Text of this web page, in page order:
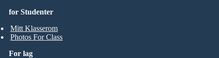
for Studenter
Mitt Klasserom
Photos For Class
For lag